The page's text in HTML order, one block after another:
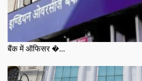
बैंक में ऑफिसर �...